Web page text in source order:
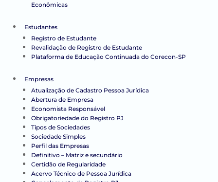
Econômicas
Estudantes
Registro de Estudante
Revalidação de Registro de Estudante
Plataforma de Educação Continuada do Corecon-SP
Empresas
Atualização de Cadastro Pessoa Jurídica
Abertura de Empresa
Economista Responsável
Obrigatoriedade do Registro PJ
Tipos de Sociedades
Sociedade Simples
Perfil das Empresas
Definitivo – Matriz e secundário
Certidão de Regularidade
Acervo Técnico de Pessoa Jurídica